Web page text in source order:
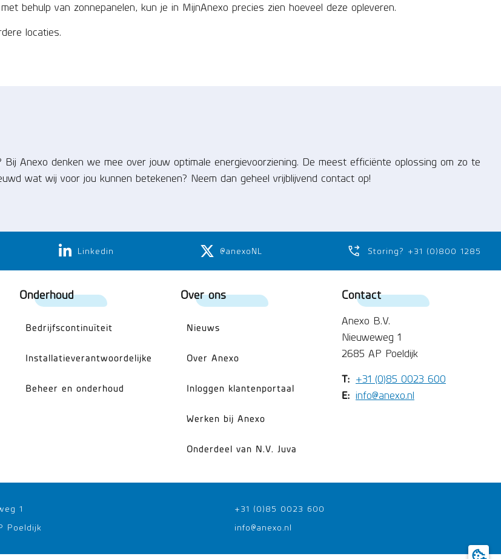
behulp van zonnepanelen, kun je in MijnAnexo precies zien hoeveel deze opleveren.
locaties.
Anexo denken we mee over jouw optimale energievoorziening. De meest efficiënte oplossing om zo te
wat wij voor jou kunnen betekenen? Neem dan geheel vrijblijvend contact op!
Linkedin @anexoNL Storing? +31 (0)800 1285
Onderhoud
Bedrijfscontinuïteit
Installatieverantwoordelijke
Beheer en onderhoud
Over ons
Nieuws
Over Anexo
Inloggen klantenportaal
Werken bij Anexo
Onderdeel van N.V. Juva
Contact
Anexo B.V.
Nieuweweg 1
2685 AP Poeldijk
T: +31 (0)85 0023 600
E: info@anexo.nl
1
Poeldijk
+31 (0)85 0023 600
info@anexo.nl